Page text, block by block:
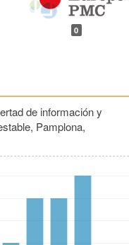
0
de información y
Pamplona,